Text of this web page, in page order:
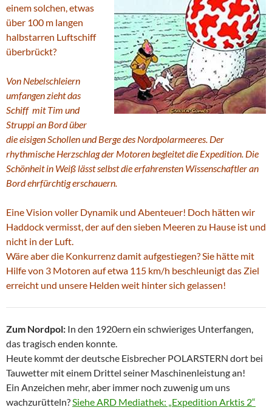
einem solchen, etwas
über 100 m langen
halbstarren Luftschiff
überbrückt?
Von Nebelschleiern
umfangen zieht das
Schiff mit Tim und
Struppi an Bord über
die eisigen Schollen und Berge des Nordpolarmeeres. Der
rhythmische Herzschlag der Motoren begleitet die Expedition. Die
Schönheit in Weiß lässt selbst die erfahrensten Wissenschaftler an
Bord ehrfürchtig erschauern.
Eine Vision voller Dynamik und Abenteuer! Doch hätten wir
Haddock vermisst, der auf den sieben Meeren zu Hause ist und
nicht in der Luft.
Wäre aber die Konkurrenz damit aufgestiegen? Sie hätte mit
Hilfe von 3 Motoren auf etwa 115 km/h beschleunigt das Ziel
erreicht und unsere Helden weit hinter sich gelassen!
Zum Nordpol: In den 1920ern ein schwieriges Unterfangen,
das tragisch enden konnte.
Heute kommt der deutsche Eisbrecher POLARSTERN dort bei
Tauwetter mit einem Drittel seiner Maschinenleistung an!
Ein Anzeichen mehr, aber immer noch zuwenig um uns
wachzurütteln?Siehe ARD Mediathek: „Expedition Arktis 2“